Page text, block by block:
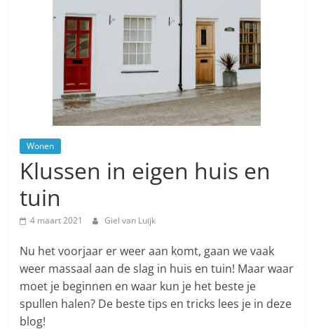
Wonen
Klussen in eigen huis en
tuin
4 maart 2021 Giel van Luijk
Nu het voorjaar er weer aan komt, gaan we vaak
weer massaal aan de slag in huis en tuin! Maar waar
moet je beginnen en waar kun je het beste je
spullen halen? De beste tips en tricks lees je in deze
blog!